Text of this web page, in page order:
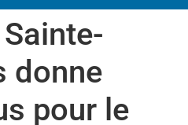
donne
pour le